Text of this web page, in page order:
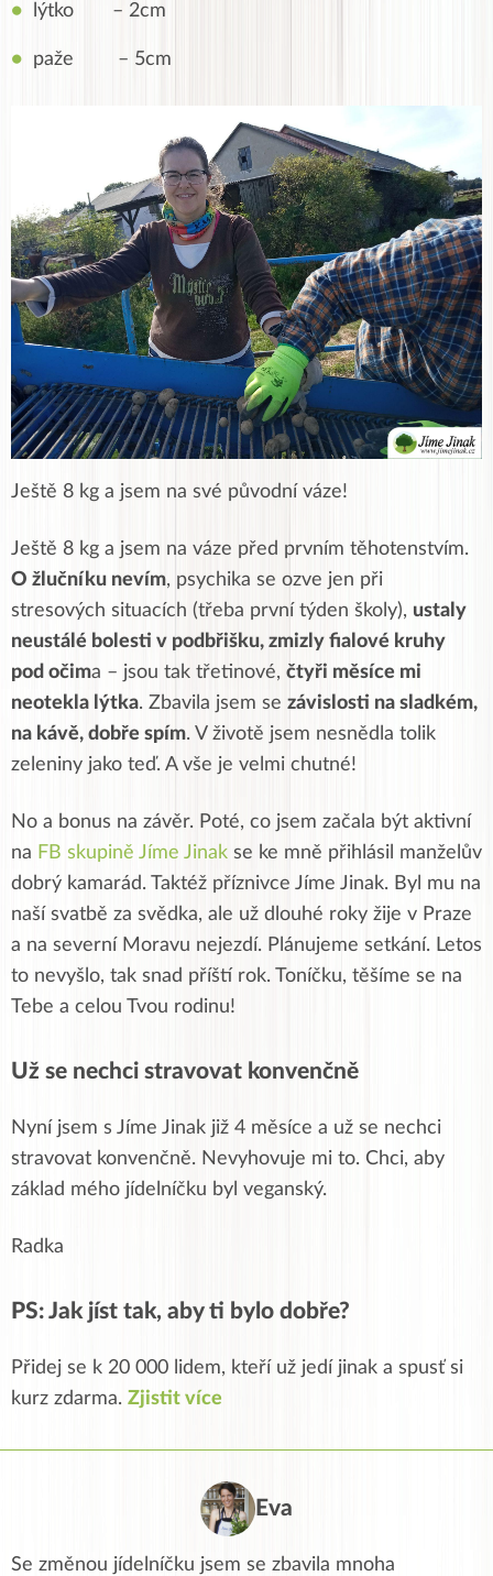
lýtko – 2cm
paže – 5cm
Ještě 8 kg a jsem na své původní váze!
Ještě 8 kg a jsem na váze před prvním těhotenstvím.
O žlučníku nevím, psychika se ozve jen při
stresových situacích (třeba první týden školy), ustaly
neustálé bolesti v podbřišku, zmizly fialové kruhy
pod očima – jsou tak třetinové, čtyři měsíce mi
neotekla lýtka. Zbavila jsem se závislosti na sladkém,
na kávě, dobře spím. V životě jsem nesnědla tolik
zeleniny jako teď. A vše je velmi chutné!
No a bonus na závěr. Poté, co jsem začala být aktivní
na FB skupině Jíme Jinak se ke mně přihlásil manželův
dobrý kamarád. Taktéž příznivce Jíme Jinak. Byl mu na
naší svatbě za svědka, ale už dlouhé roky žije v Praze
a na severní Moravu nejezdí. Plánujeme setkání. Letos
to nevyšlo, tak snad příští rok. Toníčku, těšíme se na
Tebe a celou Tvou rodinu!
Už se nechci stravovat konvenčně
Nyní jsem s Jíme Jinak již 4 měsíce a už se nechci
stravovat konvenčně. Nevyhovuje mi to. Chci, aby
základ mého jídelníčku byl veganský.
Radka
PS: Jak jíst tak, aby ti bylo dobře?
Přidej se k 20 000 lidem, kteří už jedí jinak a spusť si
kurz zdarma. Zjistit více
Eva
Se změnou jídelníčku jsem se zbavila mnoha